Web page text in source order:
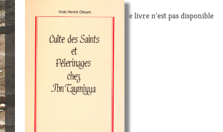
Ce livre n'est pas disponible